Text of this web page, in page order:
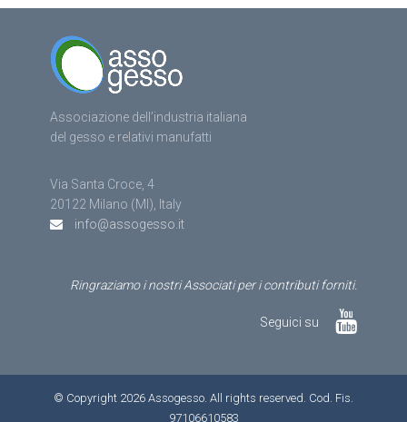
Associazione dell’industria italiana
del gesso e relativi manufatti
Via Santa Croce, 4
20122 Milano (MI), Italy
info@assogesso.it
Ringraziamo i nostri Associati per i contributi forniti.
Seguici su
© Copyright 2026 Assogesso. All rights reserved. Cod. Fis.
97106610583